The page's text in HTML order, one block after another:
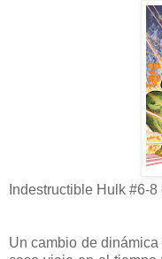
Indestructible Hulk #6-
Un cambio de